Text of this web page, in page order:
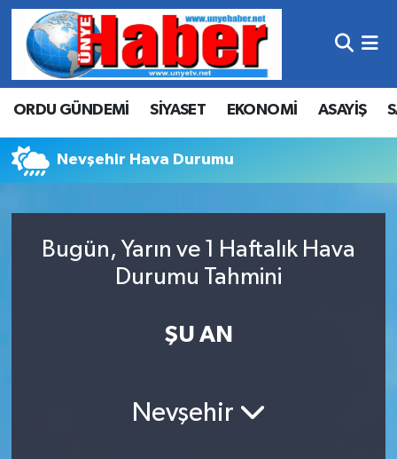
ORDU GÜNDEMİ SİYASET EKONOMİ ASAYİŞ
Nevşehir Hava Durumu
Bugün, Yarın ve 1 Haftalık Hava
Durumu Tahmini
ŞU AN
Nevşehir
Hava Durumu
Trafik Durumu
Süper Lig Puan Durumu ve Fikstür
Son Dakika Haberleri